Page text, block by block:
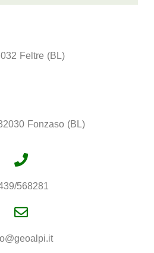
Feltre (BL)
Fonzaso (BL)
568281